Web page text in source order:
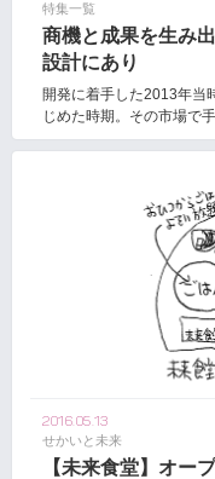
特集一覧
商機と成果を生み
設計にあり
開発に着手した2013年当
じめた時期。その市場で
2016.05.13
せかいと未来
【未来食堂】オー